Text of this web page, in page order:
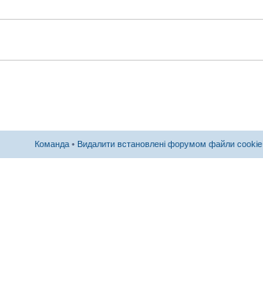
Команда • Видалити встановлені форумом файли cookie